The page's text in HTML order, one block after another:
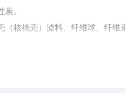
。
核桃壳）滤料、纤维球、纤
各种离子交换器和无阀滤池